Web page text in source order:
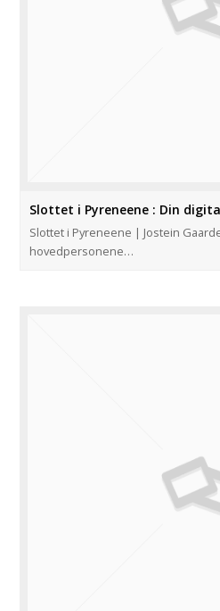
Slottet i Pyreneene : Din
Slottet i Pyreneene | Jostein
hovedpersonene…